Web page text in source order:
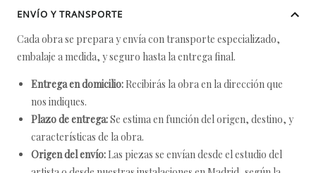
ENVÍO Y TRANSPORTE
Cada obra se prepara y envía con transporte especializado,
embalaje a medida, y seguro hasta la entrega final.
Entrega en domicilio: Recibirás la obra en la dirección que
nos indiques.
Plazo de entrega:Se estima en función del origen, destino, y
características de la obra.
Origen del envío: Las piezas se envían desde el estudio del